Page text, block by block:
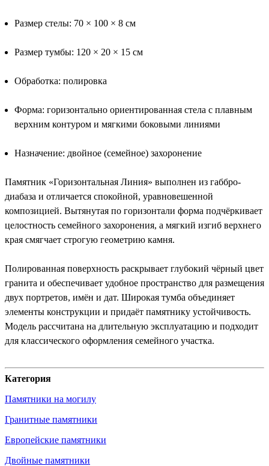
Размер стелы: 70 × 100 × 8 см
Размер тумбы: 120 × 20 × 15 см
Обработка: полировка
Форма: горизонтально ориентированная стела с плавным
верхним контуром и мягкими боковыми линиями
Назначение: двойное (семейное) захоронение
Памятник «Горизонтальная Линия» выполнен из габбро-
диабаза и отличается спокойной, уравновешенной
композицией. Вытянутая по горизонтали форма подчёркивает
целостность семейного захоронения, а мягкий изгиб верхнего
края смягчает строгую геометрию камня.
Полированная поверхность раскрывает глубокий чёрный цвет
гранита и обеспечивает удобное пространство для размещения
двух портретов, имён и дат. Широкая тумба объединяет
элементы конструкции и придаёт памятнику устойчивость.
Модель рассчитана на длительную эксплуатацию и подходит
для классического оформления семейного участка.
Категория
Памятники на могилу
Гранитные памятники
Европейские памятники
Двойные памятники